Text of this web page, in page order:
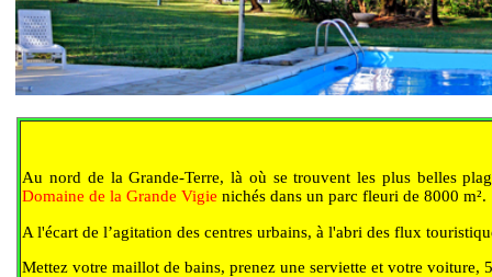
Au nord de la Grande-Terre, là où se trouvent les plus belles
Domaine dela Grande Vigienichés dans un parc fleuri de 8000 m².
A l'écart de l’agitation des centres urbains, à l'abri des flux
Mettez votremaillot de bains, prenez une serviette et votre voiture,